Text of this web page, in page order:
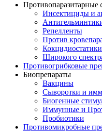
Противопаразитарные
Инсектициды и
Репелленты
Против
Кокцидиостатики
Широкого
Противогрибковые
Биопрепараты
Вакцины
Сыворотки и
Биогенные
Иммунные и
Пробиотики
Противомикробные